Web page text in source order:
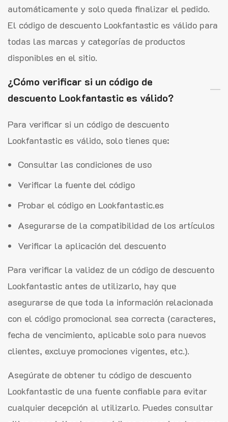
automáticamente y solo queda finalizar el pedido.
El código de descuento Lookfantastic es válido para
todas las marcas y categorías de productos
disponibles en el sitio.
¿Cómo verificar si un código de
descuento Lookfantastic es válido?
Para verificar si un código de descuento
Lookfantastic es válido, solo tienes que:
Consultar las condiciones de uso
Verificar la fuente del código
Probar el código en Lookfantastic.es
Asegurarse de la compatibilidad de los artículos
Verificar la aplicación del descuento
Para verificar la validez de un código de descuento
Lookfantastic antes de utilizarlo, hay que
asegurarse de que toda la información relacionada
con el código promocional sea correcta (caracteres,
fecha de vencimiento, aplicable solo para nuevos
clientes, excluye promociones vigentes, etc.).
Asegúrate de obtener tu código de descuento
Lookfantastic de una fuente confiable para evitar
cualquier decepción al utilizarlo. Puedes consultar